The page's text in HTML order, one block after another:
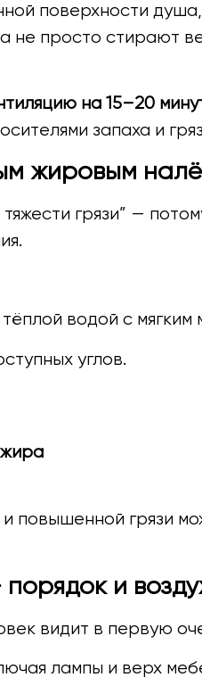
поверхности
не просто стирают
на 15–20
запаха и
жировым
грязи” —
тёплой водой с
углов.
повышенной грязи
и
видит в первую
лампы и верх